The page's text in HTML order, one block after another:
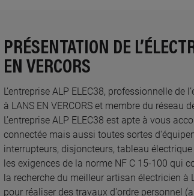
PRÉSENTATION DE
EN VERCORS
L’entreprise ALP ELEC38, professionnelle
à LANS EN VERCORS et membre du réseau
L’entreprise ALP ELEC38 est apte à vous
connectée mais aussi toutes sortes
interrupteurs, disjoncteurs, tableau
les exigences de la norme NF C 15-100 qui
la recherche du meilleur artisan électricien à
pour réaliser des travaux d'ordre personnel